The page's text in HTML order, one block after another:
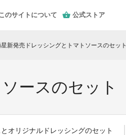
のサイトについて 公式ストア
新発売ドレッシングとトマトソースのセット
ースのセット
オリジナルドレッシングのセット